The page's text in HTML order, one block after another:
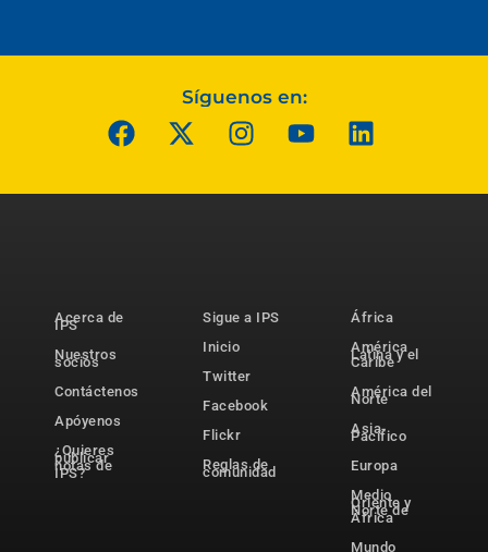
Síguenos en:
Acerca de
IPS
Nuestros
socios
Contáctenos
Apóyenos
¿Quieres
publicar
notas de
IPS?
Sigue a IPS
Inicio
Twitter
Facebook
Flickr
Reglas de
comunidad
África
América
Latina y el
Caribe
América del
Norte
Asia-
Pacífico
Europa
Medio
Oriente y
Norte de
África
Mundo